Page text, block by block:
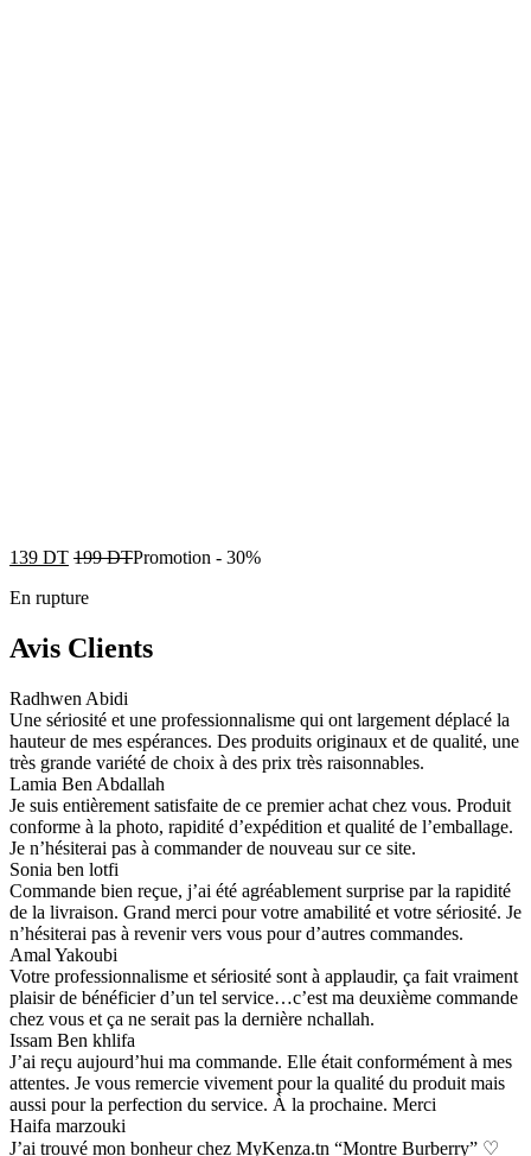
139 DT 199DTPromotion - 30%
En rupture
Avis Clients
Radhwen Abidi
Une sériosité et une professionnalisme qui ont largement déplacé la
hauteur de mes espérances. Des produits originaux et de qualité, une
très grande variété de choix à des prix très raisonnables.
Lamia Ben Abdallah
Je suis entièrement satisfaite de ce premier achat chez vous. Produit
conforme à la photo, rapidité d’expédition et qualité de l’emballage.
Je n’hésiterai pas à commander de nouveau sur ce site.
Sonia ben lotfi
Commande bien reçue, j’ai été agréablement surprise par la rapidité
de la livraison. Grand merci pour votre amabilité et votre sériosité. Je
n’hésiterai pas à revenir vers vous pour d’autres commandes.
Amal Yakoubi
Votre professionnalisme et sériosité sont à applaudir, ça fait vraiment
plaisir de bénéficier d’un tel service…c’est ma deuxième commande
chez vous et ça ne serait pas la dernière nchallah.
Issam Ben khlifa
J’ai reçu aujourd’hui ma commande. Elle était conformément à mes
attentes. Je vous remercie vivement pour la qualité du produit mais
aussi pour la perfection du service. À la prochaine. Merci
Haifa marzouki
J’ai trouvé mon bonheur chez MyKenza.tn “Montre Burberry” ♡